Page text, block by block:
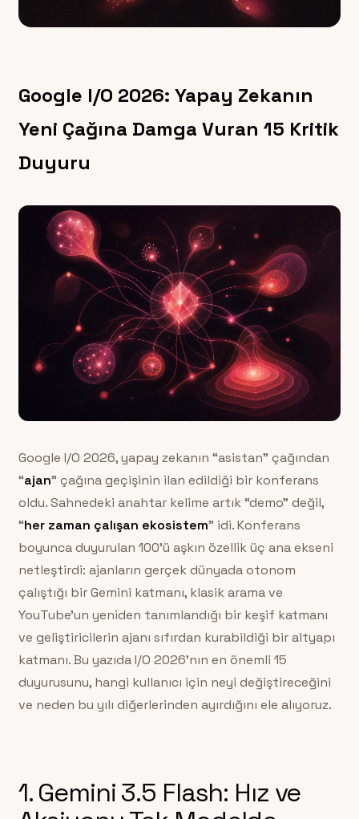
Google I/O 2026: Yapay Zekanın
Yeni Çağına Damga Vuran 15 Kritik
Duyuru
Google I/O 2026, yapay zekanın “asistan” çağından
“ajan” çağına geçişinin ilan edildiği bir konferans
oldu. Sahnedeki anahtar kelime artık “demo” değil,
“her zaman çalışan ekosistem” idi. Konferans
boyunca duyurulan 100’ü aşkın özellik üç ana ekseni
netleştirdi: ajanların gerçek dünyada otonom
çalıştığı bir Gemini katmanı, klasik arama ve
YouTube’un yeniden tanımlandığı bir keşif katmanı
ve geliştiricilerin ajanı sıfırdan kurabildiği bir altyapı
katmanı. Bu yazıda I/O 2026’nın en önemli 15
duyurusunu, hangi kullanıcı için neyi değiştireceğini
ve neden bu yılı diğerlerinden ayırdığını ele alıyoruz.
1. Gemini 3.5 Flash: Hız ve